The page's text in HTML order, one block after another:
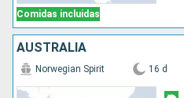
Comidas incluidas
AUSTRALIA
Norwegian Spirit 16 d